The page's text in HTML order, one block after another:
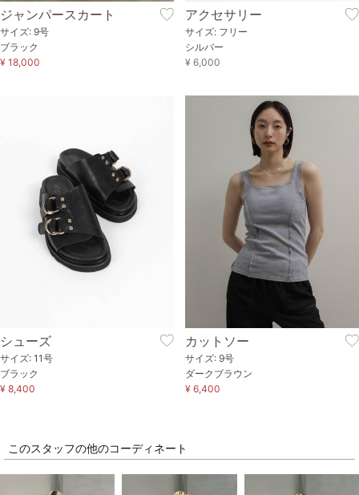
ジャンパースカート
サイズ: 9号
ブラック
¥ 18,000
アクセサリー
サイズ: フリー
シルバー
¥ 6,000
シューズ
サイズ: 11号
ブラック
¥ 8,400
カットソー
サイズ: 9号
ダークブラウン
¥ 6,400
このスタッフの他のコーディネート